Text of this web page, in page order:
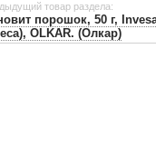
товар раздела:
порошок, 50 г,
OLKAR. (Олкар)